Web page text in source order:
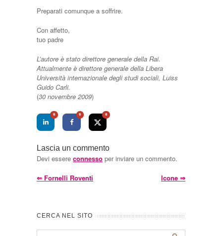
Preparati comunque a soffrire.
Con affetto,
tuo padre
L’autore è stato direttore generale della Rai.
Attualmente è direttore generale della Libera
Università internazionale degli studi sociali, Luiss
Guido Carli.
(30 novembre 2009)
0 0 0
Lascia un commento
Devi essere connesso per inviare un commento.
⇐ Fornelli Roventi Icone ⇒
CERCA NEL SITO